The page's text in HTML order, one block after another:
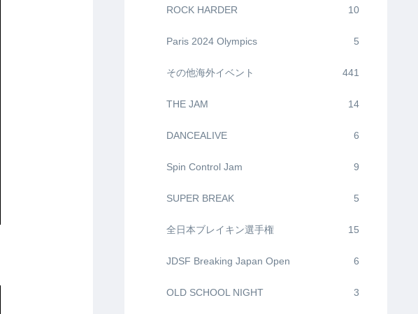
ROCK HARDER 10
Paris 2024 Olympics 5
その他海外イベント 441
THE JAM 14
DANCEALIVE 6
Spin Control Jam 9
SUPER BREAK 5
全日本ブレイキン選手権 15
JDSF Breaking Japan Open 6
OLD SCHOOL NIGHT 3